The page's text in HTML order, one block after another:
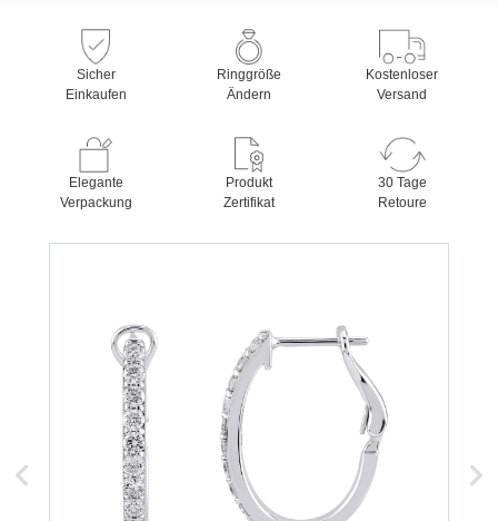
Sicher
Einkaufen
Ringgröße
Ändern
Kostenloser
Versand
Elegante
Verpackung
Produkt
Zertifikat
30 Tage
Retoure